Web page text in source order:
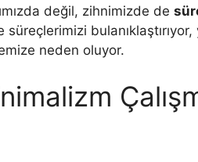
değil, zihnimizde de
bulanıklaştırıyor,
neden oluyor.